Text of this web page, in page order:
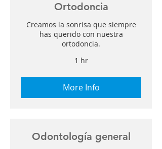
Ortodoncia
Creamos la sonrisa que siempre
has querido con nuestra
ortodoncia.
1 hr
More Info
Odontología general